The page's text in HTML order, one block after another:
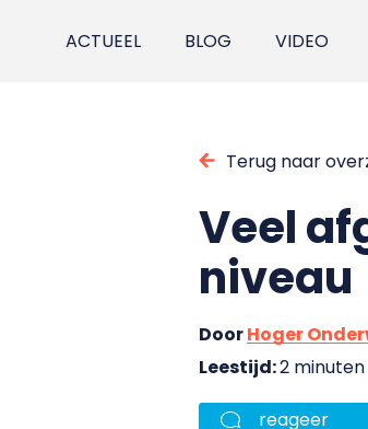
ACTUEEL BLOG VIDEO
Terug naar
Veel
niveau
DoorHoger
Leestijd:2 minuten
reageer